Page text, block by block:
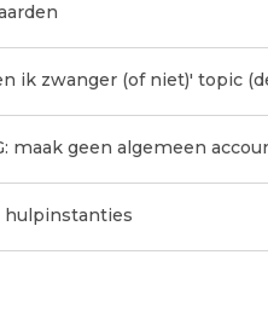
ik zwanger (of niet)' topic
maak geen algemeen
hulpinstanties